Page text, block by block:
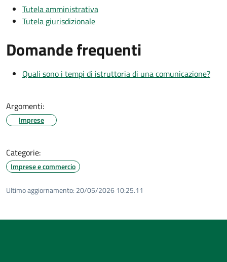
Tutela amministrativa
Tutela giurisdizionale
Domande frequenti
Quali sono i tempi di istruttoria di una comunicazione?
Argomenti:
Imprese
Categorie:
Imprese e commercio
Ultimo aggiornamento: 20/05/2026 10:25.11